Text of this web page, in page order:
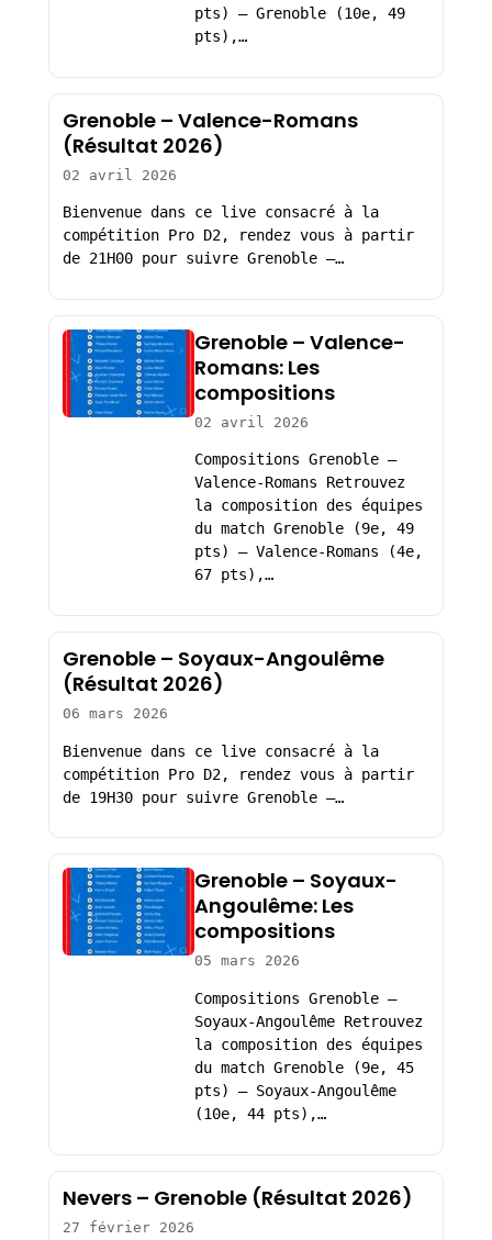
pts) – Grenoble (10e, 49
pts),…
Grenoble – Valence-Romans
(Résultat 2026)
02 avril 2026
Bienvenue dans ce live consacré à la
compétition Pro D2, rendez vous à partir
de 21H00 pour suivre Grenoble –…
Grenoble – Valence-
Romans: Les
compositions
02 avril 2026
Compositions Grenoble –
Valence-Romans Retrouvez
la composition des équipes
du match Grenoble (9e, 49
pts) – Valence-Romans (4e,
67 pts),…
Grenoble – Soyaux-Angoulême
(Résultat 2026)
06 mars 2026
Bienvenue dans ce live consacré à la
compétition Pro D2, rendez vous à partir
de 19H30 pour suivre Grenoble –…
Grenoble – Soyaux-
Angoulême: Les
compositions
05 mars 2026
Compositions Grenoble –
Soyaux-Angoulême Retrouvez
la composition des équipes
du match Grenoble (9e, 45
pts) – Soyaux-Angoulême
(10e, 44 pts),…
Nevers – Grenoble (Résultat 2026)
27 février 2026